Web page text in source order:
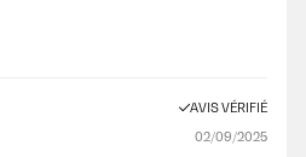
AVIS VÉRIFIÉ
02/09/2025